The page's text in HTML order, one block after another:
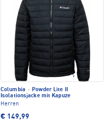
Columbia · Powder Lite II
Isolationsjacke mit Kapuze
Herren
€ 149,99